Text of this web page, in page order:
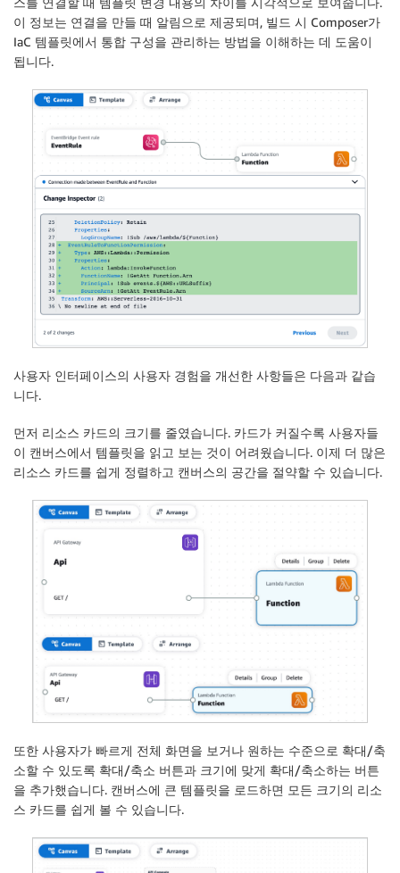
이 정보는 연결을 만들 때 알림으로 제공되며, 빌드 시 Composer가
IaC 템플릿에서 통합 구성을 관리하는 방법을 이해하는 데 도움이
됩니다.
사용자 인터페이스의 사용자 경험을 개선한 사항들은 다음과 같습
니다.
먼저 리소스 카드의 크기를 줄였습니다. 카드가 커질수록 사용자들
이 캔버스에서 템플릿을 읽고 보는 것이 어려웠습니다. 이제 더 많은
리소스 카드를 쉽게 정렬하고 캔버스의 공간을 절약할 수 있습니다.
또한 사용자가 빠르게 전체 화면을 보거나 원하는 수준으로 확대/축
소할 수 있도록 확대/축소 버튼과 크기에 맞게 확대/축소하는 버튼
을 추가했습니다. 캔버스에 큰 템플릿을 로드하면 모든 크기의 리소
스 카드를 쉽게 볼 수 있습니다.